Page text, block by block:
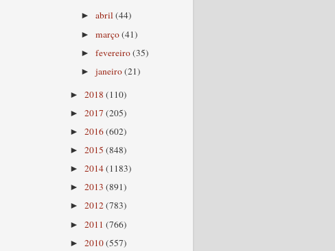
►abril(44)
►março(41)
►fevereiro(35)
►janeiro(21)
► 2018 (110)
► 2017 (205)
► 2016(602)
► 2015 (848)
► 2014(1183)
► 2013 (891)
► 2012(783)
► 2011 (766)
► 2010(557)